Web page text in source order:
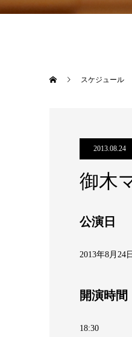
スケジュール
2013.08.24
御木
公演日
2013年8月24
開演時間
18:30